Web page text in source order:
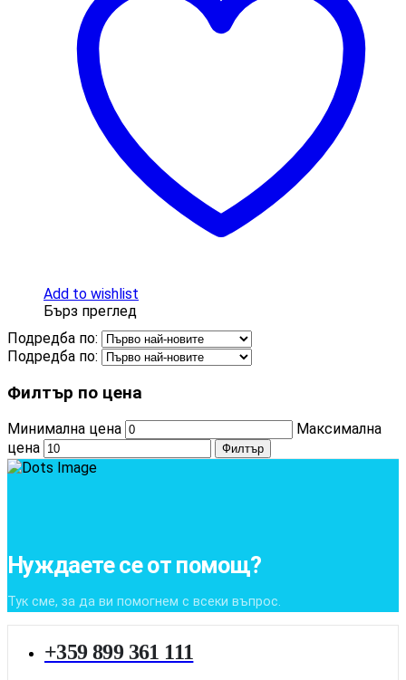
Add to wishlist
Бърз преглед
Подредба по:
Подредба по:
Филтър по цена
Минимална цена
Максимална
цена
Филтър
Нуждаете се от помощ?
Тук сме, за да ви помогнем с всеки въпрос.
+359 899 361 111